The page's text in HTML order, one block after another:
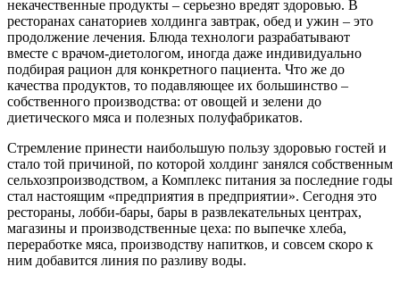
некачественные продукты – серьезно вредят здоровью. В
ресторанах санаториев холдинга завтрак, обед и ужин – это
продолжение лечения. Блюда технологи разрабатывают
вместе с врачом-диетологом, иногда даже индивидуально
подбирая рацион для конкретного пациента. Что же до
качества продуктов, то подавляющее их большинство –
собственного производства: от овощей и зелени до
диетического мяса и полезных полуфабрикатов.
Стремление принести наибольшую пользу здоровью гостей и
стало той причиной, по которой холдинг занялся собственным
сельхозпроизводством, а Комплекс питания за последние годы
стал настоящим «предприятия в предприятии». Сегодня это
рестораны, лобби-бары, бары в развлекательных центрах,
магазины и производственные цеха: по выпечке хлеба,
переработке мяса, производству напитков, и совсем скоро к
ним добавится линия по разливу воды.